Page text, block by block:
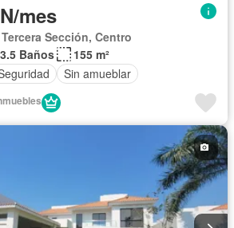
mes
Sección, Centro
3.5 Baños
155 m²
Sin amueblar